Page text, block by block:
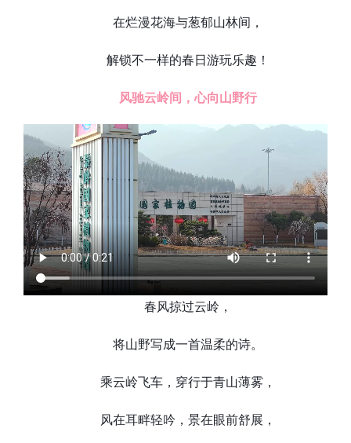
在烂漫花海与葱郁山林间，
解锁不一样的春日游玩乐趣！
风驰云岭间，心向山野行
春风掠过云岭，
将山野写成一首温柔的诗。
乘云岭飞车，穿行于青山薄雾，
风在耳畔轻吟，景在眼前舒展，